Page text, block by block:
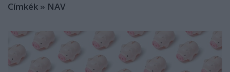
Címkék » NAV